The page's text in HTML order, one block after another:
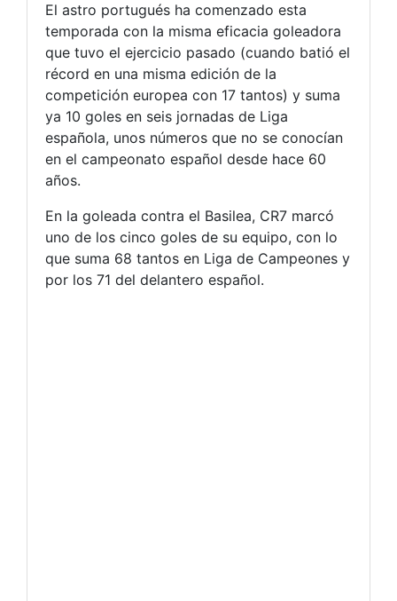
El astro portugués ha comenzado esta
temporada con la misma eficacia goleadora
que tuvo el ejercicio pasado (cuando batió el
récord en una misma edición de la
competición europea con 17 tantos) y suma
ya 10 goles en seis jornadas de Liga
española, unos números que no se conocían
en el campeonato español desde hace 60
años.
En la goleada contra el Basilea, CR7 marcó
uno de los cinco goles de su equipo, con lo
que suma 68 tantos en Liga de Campeones y
por los 71 del delantero español.